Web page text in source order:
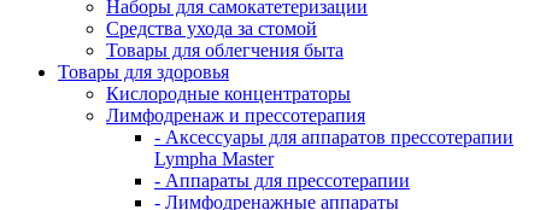
Наборы для самокатетеризации
Средства ухода за стомой
Товары для облегчения быта
Товары для здоровья
Кислородные концентраторы
Лимфодренаж и прессотерапия
- Аксессуары для аппаратов прессотерапии
Lympha Master
- Аппараты для прессотерапии
- Лимфодренажные аппараты